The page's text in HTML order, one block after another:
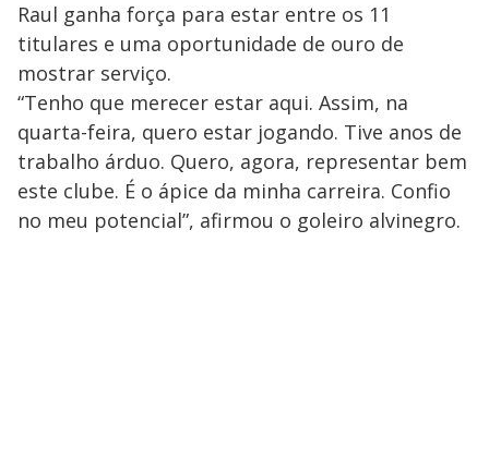
Raul ganha força para estar entre os 11
titulares e uma oportunidade de ouro de
mostrar serviço.
“Tenho que merecer estar aqui. Assim, na
quarta-feira, quero estar jogando. Tive anos de
trabalho árduo. Quero, agora, representar bem
este clube. É o ápice da minha carreira. Confio
no meu potencial”, afirmou o goleiro alvinegro.